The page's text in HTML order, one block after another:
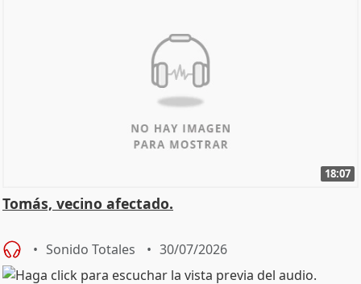
18:07
Tomás, vecino afectado.
Sonido Totales 30/07/2026